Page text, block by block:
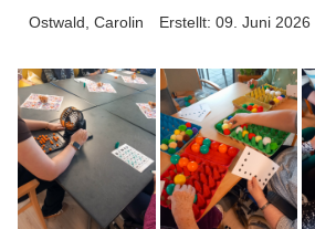
Ostwald, Carolin Erstellt: 09. Juni 2026